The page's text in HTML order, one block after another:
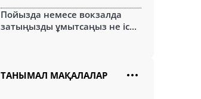
Пойызда немесе вокзалда
затыңызды ұмытсаңыз не іс...
ТАНЫМАЛ МАҚАЛАЛАР